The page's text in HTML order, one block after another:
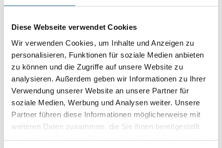
Diese Webseite verwendet Cookies
Wir verwenden Cookies, um Inhalte und Anzeigen zu
personalisieren, Funktionen für soziale Medien anbieten
zu können und die Zugriffe auf unsere Website zu
analysieren. Außerdem geben wir Informationen zu Ihrer
Verwendung unserer Website an unsere Partner für
soziale Medien, Werbung und Analysen weiter. Unsere
Partner führen diese Informationen möglicherweise mit
weiteren Daten zusammen, die Sie ihnen bereitgestellt
haben oder die sie im Rahmen Ihrer Nutzung der Dienste
MPlus MultiVorstrich 10,0
kg EC1 Plus & Blauer
Engel NEU
8001-003349
Bitte einloggen, um Preise zu
sehen
MPlus MultiVorstrich 5,0 kg
EC1 Plus & Blauer Engel
NEU
8001-003350
Bitte einloggen, um Preise zu
sehen